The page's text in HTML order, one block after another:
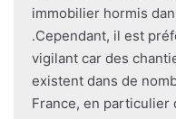
immobilier hormis
.Cependant, il est
vigilant car des
existent dans de
France, en particulier